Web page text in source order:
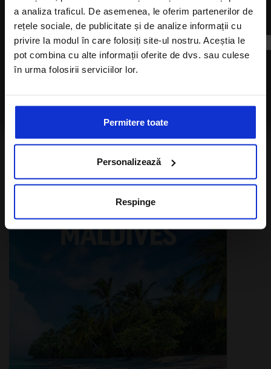
a analiza traficul. De asemenea, le oferim partenerilor de
rețele sociale, de publicitate și de analize informații cu
privire la modul în care folosiți site-ul nostru. Aceștia le
pot combina cu alte informații oferite de dvs. sau culese
în urma folosirii serviciilor lor.
Permitere toate
Personalizează
Respinge
Doresc sa ma abonez la newsletter-ul A-Listers
Travel
Alisters-travel.com
Aboneaza-te la newsletter